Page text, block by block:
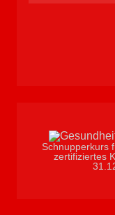
Schnupperkurs
zertifiziertes